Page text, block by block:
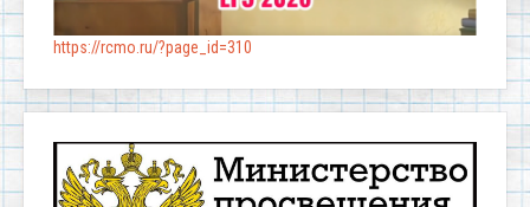
https://rcmo.ru/?page_id=310